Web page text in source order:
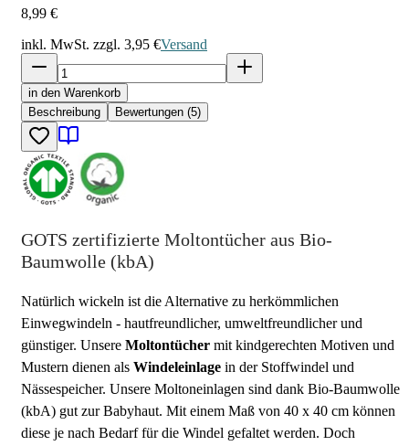
8,99 €
inkl. MwSt. zzgl. 3,95 €Versand
in den Warenkorb
Beschreibung
Bewertungen (5)
GOTS zertifizierte Moltontücher aus Bio-
Baumwolle (kbA)
Natürlich wickeln ist die Alternative zu herkömmlichen
Einwegwindeln - hautfreundlicher, umweltfreundlicher und
günstiger. Unsere Moltontücher mit kindgerechten Motiven und
Mustern dienen als Windeleinlage in der Stoffwindel und
Nässespeicher. Unsere Moltoneinlagen sind dank Bio-Baumwolle
(kbA) gut zur Babyhaut. Mit einem Maß von 40 x 40 cm können
diese je nach Bedarf für die Windel gefaltet werden. Doch